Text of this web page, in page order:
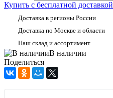
Купить с бесплатной доставкой
Доставка в регионы России
Доставка по Москве и области
Наш склад и ассортимент
В наличии
Поделиться